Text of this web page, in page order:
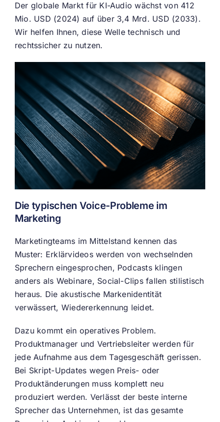
Der globale Markt für KI-Audio wächst von 412
Mio. USD (2024) auf über 3,4 Mrd. USD (2033).
Wir helfen Ihnen, diese Welle technisch und
rechtssicher zu nutzen.
Die typischen Voice-Probleme im
Marketing
Marketingteams im Mittelstand kennen das
Muster: Erklärvideos werden von wechselnden
Sprechern eingesprochen, Podcasts klingen
anders als Webinare, Social-Clips fallen stilistisch
heraus. Die akustische Markenidentität
verwässert, Wiedererkennung leidet.
Dazu kommt ein operatives Problem.
Produktmanager und Vertriebsleiter werden für
jede Aufnahme aus dem Tagesgeschäft gerissen.
Bei Skript-Updates wegen Preis- oder
Produktänderungen muss komplett neu
produziert werden. Verlässt der beste interne
Sprecher das Unternehmen, ist das gesamte